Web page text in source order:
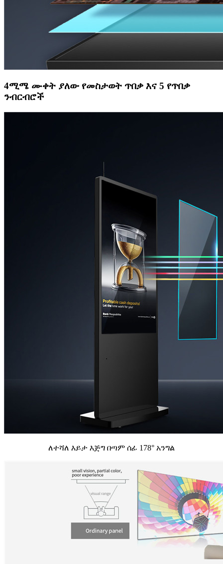
4ሚሜ ሙቀት ያለው የመስታወት ጥበቃ እና 5 የጥበቃ
ንብርብሮች
ለተሻለ እይታ እጅግ በጣም ሰፊ 178° አንግል